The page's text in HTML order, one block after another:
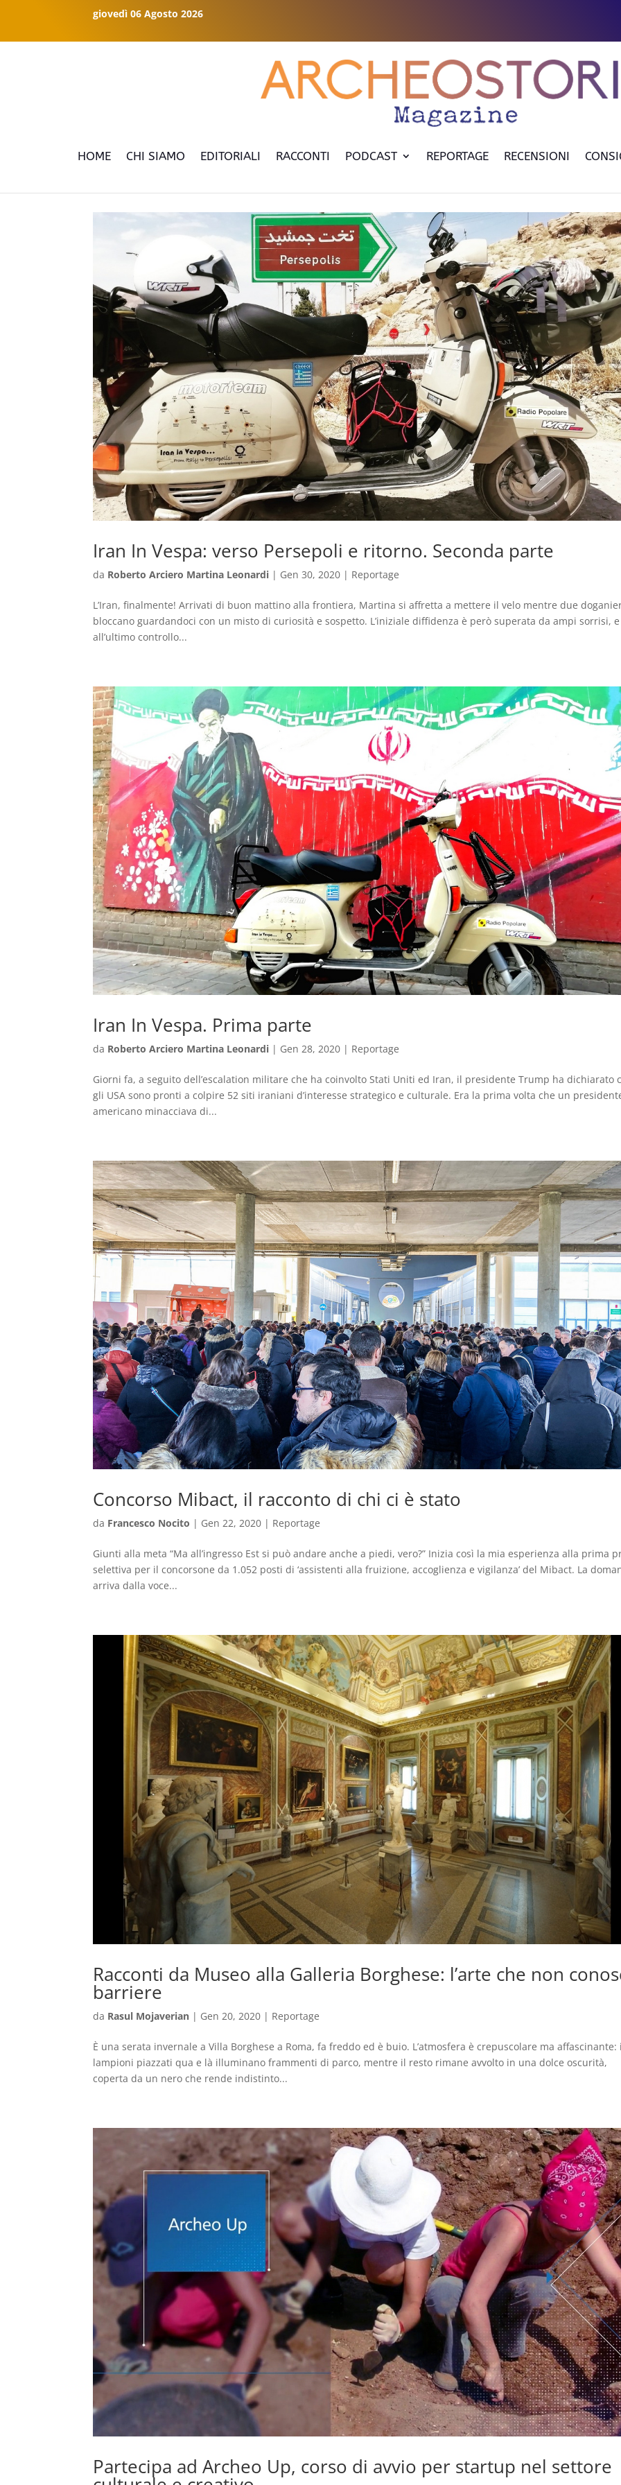
giovedì 06 Agosto 2026
HOME CHI SIAMO EDITORIALI RACCONTI PODCAST REPORTAGE RECENSIONI
Iran In Vespa: verso Persepoli e ritorno. Seconda parte
da Roberto Arciero Martina Leonardi | Gen 30, 2020 | Reportage
L’Iran, finalmente! Arrivati di buon mattino alla frontiera, Martina si affretta a mettere il velo mentre due
bloccano guardandoci con un misto di curiosità e sospetto. L’iniziale diffidenza è però superata da ampi sorrisi, e
all’ultimo controllo...
Iran In Vespa. Prima parte
da Roberto Arciero Martina Leonardi | Gen 28, 2020 | Reportage
Giorni fa, a seguito dell’escalation militare che ha coinvolto Stati Uniti ed Iran, il presidente Trump ha dichiarato
gli USA sono pronti a colpire 52 siti iraniani d’interesse strategico e culturale. Era la prima volta che un
americano minacciava di...
Concorso Mibact, il racconto di chi ci è stato
da Francesco Nocito | Gen 22, 2020 | Reportage
Giunti alla meta “Ma all’ingresso Est si può andare anche a piedi, vero?” Inizia così la mia esperienza alla prima
selettiva per il concorsone da 1.052 posti di ‘assistenti alla fruizione, accoglienza e vigilanza’ del Mibact. La
arriva dalla voce...
Racconti da Museo alla Galleria Borghese: l’arte che non
barriere
da Rasul Mojaverian | Gen 20, 2020 | Reportage
È una serata invernale a Villa Borghese a Roma, fa freddo ed è buio. L’atmosfera è crepuscolare ma affascinante:
lampioni piazzati qua e là illuminano frammenti di parco, mentre il resto rimane avvolto in una dolce oscurità,
coperta da un nero che rende indistinto...
Partecipa ad Archeo Up, corso di avvio per startup nel settore